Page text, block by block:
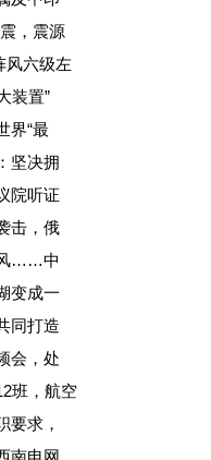
，震源
风六级左
装置”
界“最
坚决拥
院听证
击，俄
风……中
变成一
同打造
会，处
班，航空
要求，
南电网